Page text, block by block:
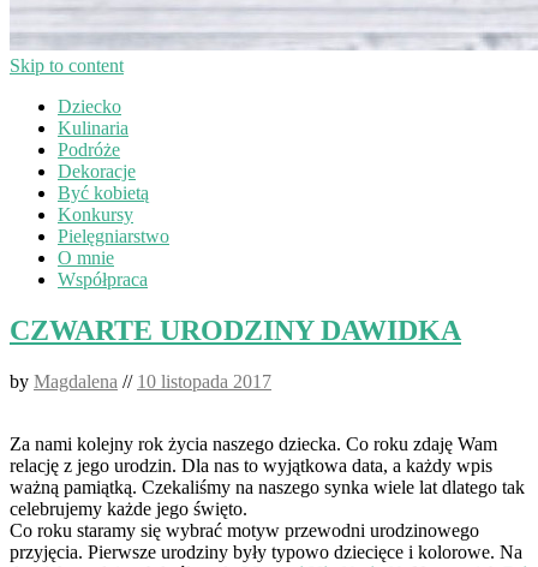
Skip to content
Dziecko
Kulinaria
Podróże
Dekoracje
Być kobietą
Konkursy
Pielęgniarstwo
O mnie
Współpraca
CZWARTE URODZINY DAWIDKA
by Magdalena // 10 listopada 2017
Za nami kolejny rok życia naszego dziecka. Co roku zdaję Wam
relację z jego urodzin. Dla nas to wyjątkowa data, a każdy wpis
ważną pamiątką. Czekaliśmy na naszego synka wiele lat dlatego tak
celebrujemy każde jego święto.
Co roku staramy się wybrać motyw przewodni urodzinowego
przyjęcia. Pierwsze urodziny były typowo dziecięce i kolorowe. Na